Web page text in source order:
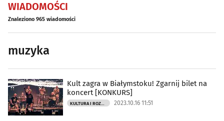
WIADOMOŚCI
Znaleziono 965 wiadomości
muzyka
Kult zagra w Białymstoku! Zgarnij bilet na
koncert [KONKURS]
KULTURA I ROZRYWKA 2023.10.16 11:51